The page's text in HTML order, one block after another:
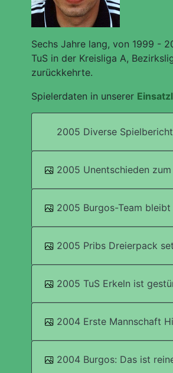
Sechs Jahre lang, von 1999 -
TuS in der Kreisliga A,
zurückkehrte.
Spielerdaten in unserer
2005 Diverse
2005 Unentschieden
2005 Burgos-Team bleibt
2005 Pribs Dreierpack
2005 TuS Erkeln ist
2004 Erste Mannschaft
2004 Burgos: Das ist